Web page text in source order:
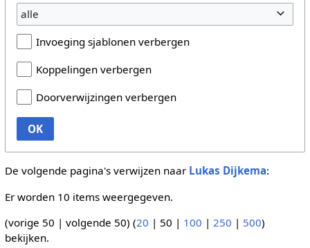
alle
Invoeging sjablonen verbergen
Koppelingen verbergen
Doorverwijzingen verbergen
OK
De volgende pagina's verwijzen naar Lukas Dijkema:
Er worden 10 items weergegeven.
(vorige 50 | volgende 50) (20 | 50 | 100 | 250 | 500)
bekijken.